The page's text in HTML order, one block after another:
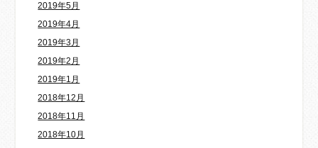
2019年5月
2019年4月
2019年3月
2019年2月
2019年1月
2018年12月
2018年11月
2018年10月